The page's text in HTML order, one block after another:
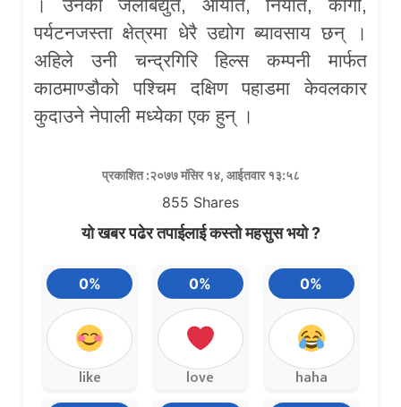
। उनको जलबिद्युत, आयात, निर्यात, कार्गो,
पर्यटनजस्ता क्षेत्रमा धेरै उद्योग ब्यावसाय छन् ।
अहिले उनी चन्द्रगिरि हिल्स कम्पनी मार्फत
काठमाण्डौको पश्चिम दक्षिण पहाडमा केवलकार
कुदाउने नेपाली मध्येका एक हुन् ।
प्रकाशित :२०७७ मंसिर १४, आईतवार १३:५८
855 Shares
यो खबर पढेर तपाईलाई कस्तो महसुस भयो ?
0%
like
0%
love
0%
haha